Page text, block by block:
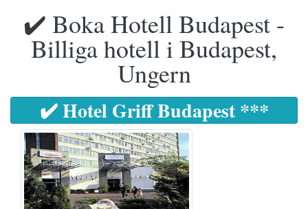
✔️ Boka Hotell Budapest -
Billiga hotell i Budapest,
Ungern
✔️ Hotel Griff Budapest ***